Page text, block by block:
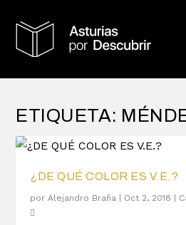
ETIQUETA:
¿DE QUÉ COLOR ES V.E.?
porAlejandro Braña Oct 2, 2018